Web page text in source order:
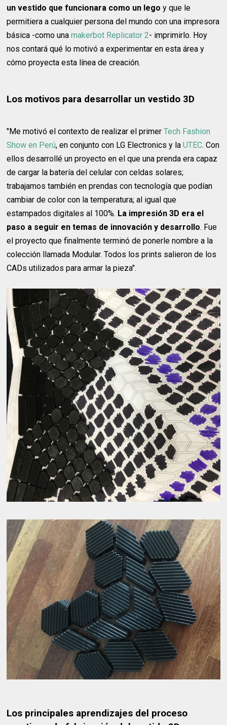
un vestido que funcionara como un lego y que le
permitiera a cualquier persona del mundo con una impresora
básica -como unamakerbot Replicator 2- imprimirlo. Hoy
nos contará qué lo motivó a experimentar en esta área y
cómo proyecta esta línea de creación.
Los motivos para desarrollar un vestido 3D
"Me motivó el contexto de realizar el primerTech Fashion
Show en Perú, en conjunto con LG Electronics y laUTEC. Con
ellos desarrollé un proyecto en el que una prenda era capaz
de cargar la batería del celular con celdas solares;
trabajamos también en prendas con tecnología que podían
cambiar de color con la temperatura; al igual que
estampados digitales al 100%. La impresión 3D era el
paso a seguir en temas de innovación y desarrollo. Fue
el proyecto que finalmente terminó de ponerle nombre a la
colección llamada Modular. Todos los prints salieron de los
CADs utilizados para armar la pieza".
Los principales aprendizajes del proceso